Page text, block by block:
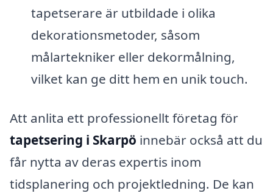
tapetserare är utbildade i olika
dekorationsmetoder, såsom
målartekniker eller dekormålning,
vilket kan ge ditt hem en unik touch.
Att anlita ett professionellt företag för
tapetsering i Skarpö innebär också att du
får nytta av deras expertis inom
tidsplanering och projektledning. De kan